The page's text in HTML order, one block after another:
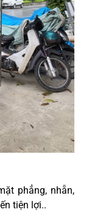
phẳng, nhẵn,
tiện lợi..